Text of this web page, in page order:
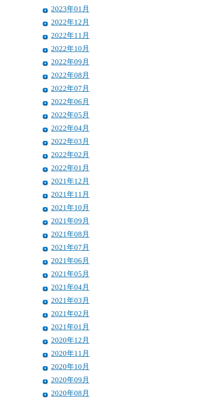
2023年01月
2022年12月
2022年11月
2022年10月
2022年09月
2022年08月
2022年07月
2022年06月
2022年05月
2022年04月
2022年03月
2022年02月
2022年01月
2021年12月
2021年11月
2021年10月
2021年09月
2021年08月
2021年07月
2021年06月
2021年05月
2021年04月
2021年03月
2021年02月
2021年01月
2020年12月
2020年11月
2020年10月
2020年09月
2020年08月